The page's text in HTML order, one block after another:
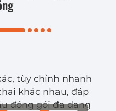
tùy chỉnh nhanh
khác nhau, đáp
đóng gói đa dạng